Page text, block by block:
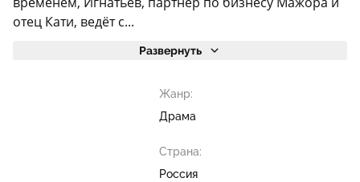
отец Кати, ведёт с...
Развернуть
Жанр:
Драма
Страна:
Россия